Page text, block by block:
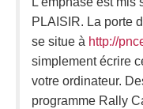
PLAISIR. La porte
se situe à http://
simplement écrire
votre ordinateur.
programme Rally